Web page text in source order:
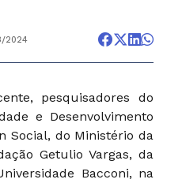
2024
pesquisadores do
e Desenvolvimento
Social, do Ministério da
Getulio Vargas, da
Bacconi, na